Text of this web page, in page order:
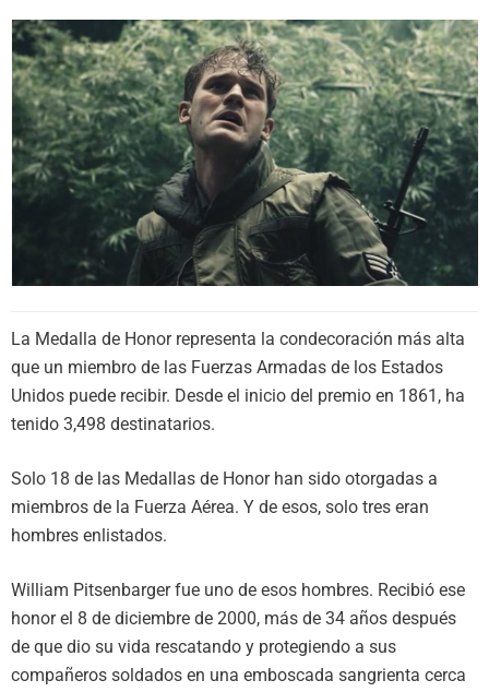
La Medalla de Honor representa la condecoración más alta
que un miembro de las Fuerzas Armadas de los Estados
Unidos puede recibir. Desde el inicio del premio en 1861, ha
tenido 3,498 destinatarios.
Solo 18 de las Medallas de Honor han sido otorgadas a
miembros de la Fuerza Aérea. Y de esos, solo tres eran
hombres enlistados.
William Pitsenbarger fue uno de esos hombres. Recibió ese
honor el 8 de diciembre de 2000, más de 34 años después
de que dio su vida rescatando y protegiendo a sus
compañeros soldados en una emboscada sangrienta cerca